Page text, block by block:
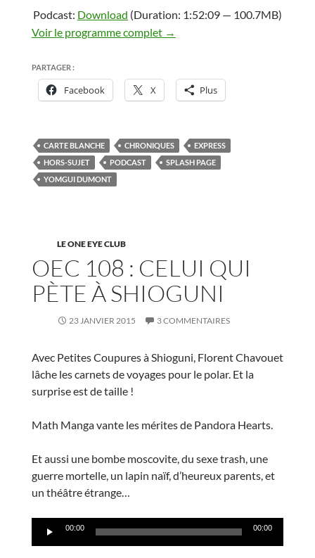
Podcast: Download (Duration: 1:52:09 — 100.7MB)
Voir le programme complet →
PARTAGER :
Facebook X Plus
CARTE BLANCHE CHRONIQUES
EXPRESS
HORS-SUJET
PODCAST
SPLASH PAGE
YOMGUI DUMONT
LE ONE EYE CLUB
OEC 108 : CELUI QUI
PÈTE À SHIOGUNI
23 JANVIER 2015 3 COMMENTAIRES
Avec Petites Coupures à Shioguni, Florent Chavouet
lâche les carnets de voyages pour le polar. Et la
surprise est de taille !
Math Manga vante les mérites de Pandora Hearts.
Et aussi une bombe moscovite, du sexe trash, une
guerre mortelle, un lapin naïf, d’heureux parents, et
un théâtre étrange…
Lecteur
00:00 00:00